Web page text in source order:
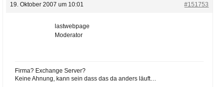
19. Oktober 2007 um 10:01 #151753
lastwebpage
Moderator
Firma? Exchange Server?
Keine Ahnung, kann sein dass das da anders läuft…